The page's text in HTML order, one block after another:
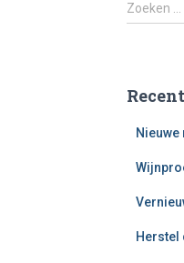
Zoeken …
Nieuwe
Herstel